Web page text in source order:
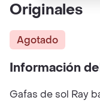
Originales
Agotado
Información
Gafas de sol Ray